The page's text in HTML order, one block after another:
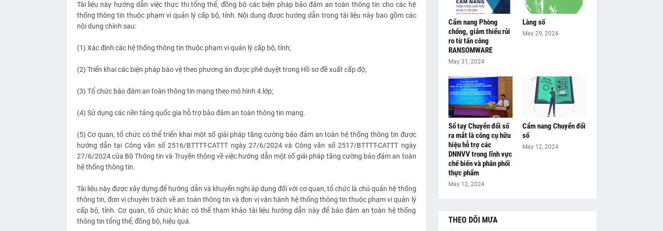
Tài liệu này hướng dẫn việc thực thi tổng thể, đồng bộ các biện pháp bảo đảm an toàn thông tin cho các hệ
thống thông tin thuộc phạm vi quản lý cấp bộ, tỉnh. Nội dung được hướng dẫn trong tài liệu này bao gồm các
nội dung chính sau:
(1) Xác định các hệ thống thông tin thuộc phạm vi quản lý cấp bộ, tỉnh;
(2) Triển khai các biện pháp bảo vệ theo phương án được phê duyệt trong Hồ sơ đề xuất cấp độ;
(3) Tổ chức bảo đảm an toàn thông tin mạng theo mô hình 4 lớp;
(4) Sử dụng các nền tảng quốc gia hỗ trợ bảo đảm an toàn thông tin mạng.
(5) Cơ quan, tổ chức có thể triển khai một số giải pháp tăng cường bảo đảm an toàn hệ thống thông tin được
hướng dẫn tại Công văn số 2516/BTTTT-CATTT ngày 27/6/2024 và Công văn số 2517/BTTTT-CATTT ngày
27/6/2024 của Bộ Thông tin và Truyền thông về việc hướng dẫn một số giải pháp tăng cường bảo đảm an toàn
hệ thống thông tin.
Tài liệu này được xây dựng để hướng dẫn và khuyến nghị áp dụng đối với cơ quan, tổ chức là chủ quản hệ thống
thông tin, đơn vị chuyên trách về an toàn thông tin và đơn vị vận hành hệ thống thông tin thuộc phạm vi quản lý
cấp bộ, tỉnh. Cơ quan, tổ chức khác có thể tham khảo tài liệu hướng dẫn này để bảo đảm an toàn hệ thống
thông tin tổng thể, đồng bộ, hiệu quả.
Cẩm nang Phòng
chống, giảm thiểu rủi
ro từ tấn công
RANSOMWARE
May 31, 2024
Làng số
May 29, 2024
Sổ tay Chuyển đổi số
ra mắt là công cụ hữu
hiệu hỗ trợ các
DNNVV trong lĩnh vực
chế biến và phân phối
thực phẩm
May 12, 2024
Cẩm nang Chuyển đổi
số
May 12, 2024
THEO DÕI MƯA